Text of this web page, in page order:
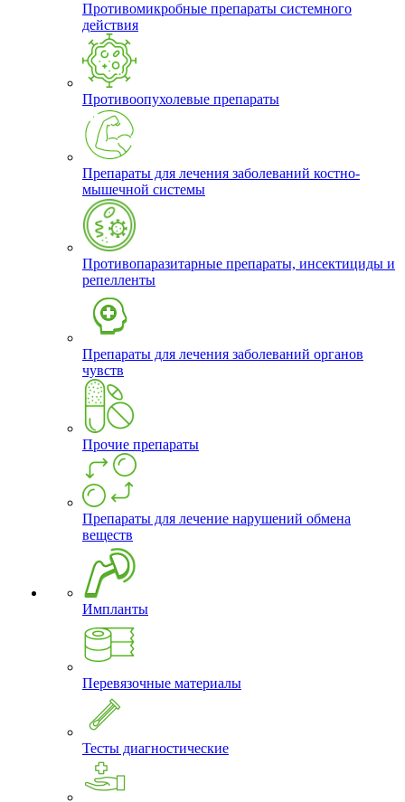
Противомикробные препараты системного
действия
Противоопухолевые препараты
Препараты для лечения заболеваний костно-
мышечной системы
Противопаразитарные препараты, инсектициды и
репелленты
Препараты для лечения заболеваний органов
чувств
Прочие препараты
Препараты для лечение нарушений обмена
веществ
Импланты
Перевязочные материалы
Тесты диагностические